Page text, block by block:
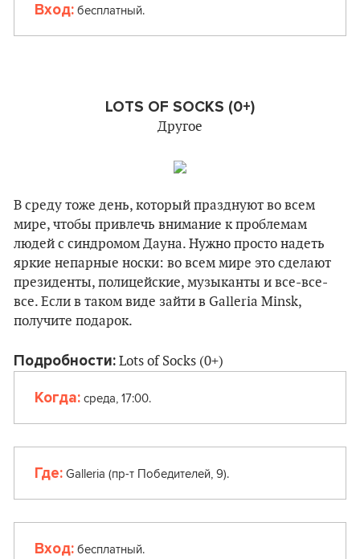
Вход:бесплатный.
LOTS OF SOCKS (0+)
Другое
В среду тоже день, который празднуют во всем
мире, чтобы привлечь внимание к проблемам
людей с синдромом Дауна. Нужно просто надеть
яркие непарные носки: во всем мире это сделают
президенты, полицейские, музыканты и все-все-
все. Если в таком виде зайти в Galleria Minsk,
получите подарок.
Подробности: Lots of Socks (0+)
Когда:среда, 17:00.
Где:Galleria (пр-т Победителей, 9).
Вход:бесплатный.